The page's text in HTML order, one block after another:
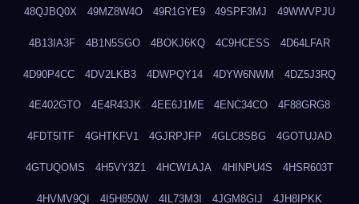
48QJBQ0X 49MZ8W4O 49R1GYE9 49SPF3MJ 49WWVPJU
4B13IA3F 4B1N5SGO 4BOKJ6KQ 4C9HCESS 4D64LFAR
4D90P4CC 4DV2LKB3 4DWPQY14 4DYW6NWM 4DZ5J3RQ
4E402GTO 4E4R43JK 4EE6J1ME 4ENC34CO 4F88GRG8
4FDT5ITF 4GHTKFV1 4GJRPJFP 4GLC8SBG 4GOTUJAD
4GTUQOMS 4H5VY3Z1 4HCW1AJA 4HINPU4S 4HSR603T
4HVMV9QI 4I5H850W 4IL73M3I 4JGM8GIJ 4JH8IPKK